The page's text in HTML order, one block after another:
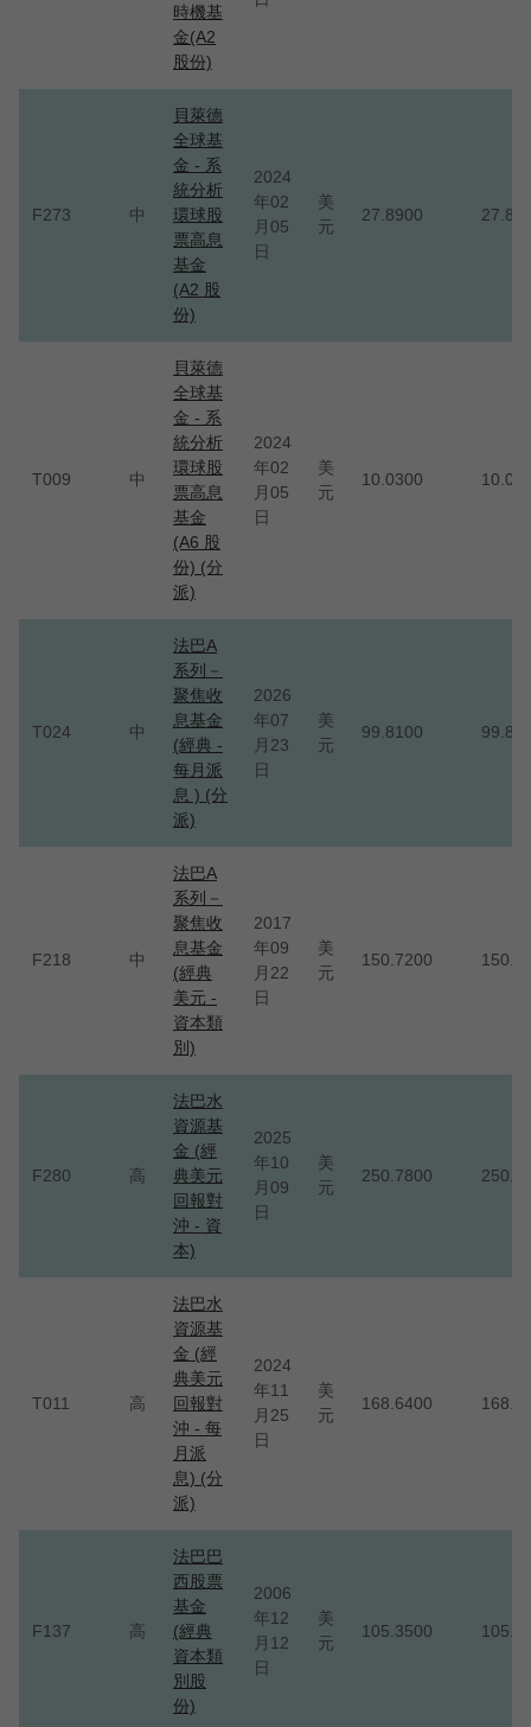
時機基
金(A2
股份)
F273 中
貝萊德
全球基
金 - 系
統分析
環球股
票高息
基金
(A2 股
份)
2024
年02
月05
日
美
元
27.8900
T009 中
貝萊德
全球基
金 - 系
統分析
環球股
票高息
基金
(A6 股
份) (分
派)
2024
年02
月05
日
美
元
10.0300
T024 中
法巴A
系列－
聚焦收
息基金
(經典 -
每月派
息 ) (分
派)
2026
年07
月23
日
美
元
99.8100
F218 中
法巴A
系列－
聚焦收
息基金
(經典
美元 -
資本類
別)
2017
年09
月22
日
美
元
150.7200
F280 高
法巴水
資源基
金 (經
典美元
回報對
沖 - 資
本)
2025
年10
月09
日
美
元
250.7800
T011 高
法巴水
資源基
金 (經
典美元
回報對
沖 - 每
月派
息) (分
派)
2024
年11
月25
日
美
元
168.6400
F137 高
法巴巴
西股票
基金
(經典
資本類
別股
份)
2006
年12
月12
日
美
元
105.3500